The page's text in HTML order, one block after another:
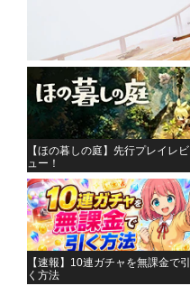
【ほの暮しの庭】先行プレイレビ
ュー！
【速報】10連ガチャを無課金で引
く方法